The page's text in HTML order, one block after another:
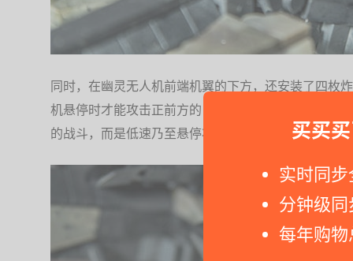
买买
实时同
分钟级
每年购
同时，在幽灵无人机前端机翼的下方，还安装了四枚
机悬停时才能攻击正前方的目标，所以也能够基本判
的战斗，而是低速乃至悬停状态下的站桩输出。